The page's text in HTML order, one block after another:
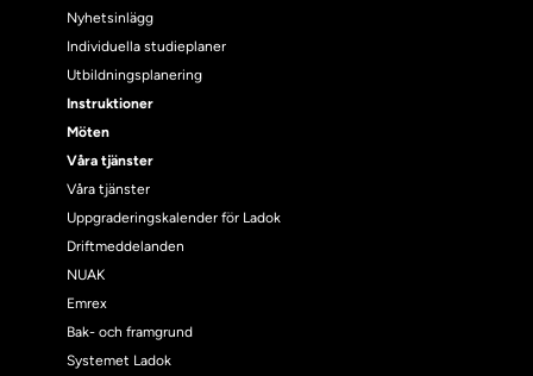
Nyhetsinlägg
Individuella studieplaner
Utbildningsplanering
Instruktioner
Möten
Våra tjänster
Våra tjänster
Uppgraderingskalender för Ladok
Driftmeddelanden
NUAK
Emrex
Bak- och framgrund
Systemet Ladok